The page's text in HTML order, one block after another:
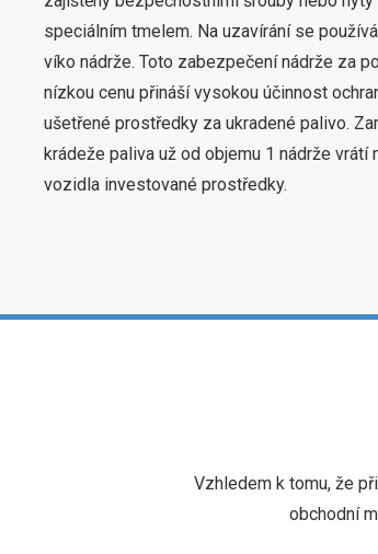
speciálním tmelem. Na uzavírání se
víko nádrže. Toto zabezpečení nádrže za
nízkou cenu přináší vysokou účinnost
ušetřené prostředky za ukradené palivo.
krádeže paliva už od objemu 1 nádrže vrátí
vozidla investované prostředky.
Vzhledem k tomu, že
obchodní